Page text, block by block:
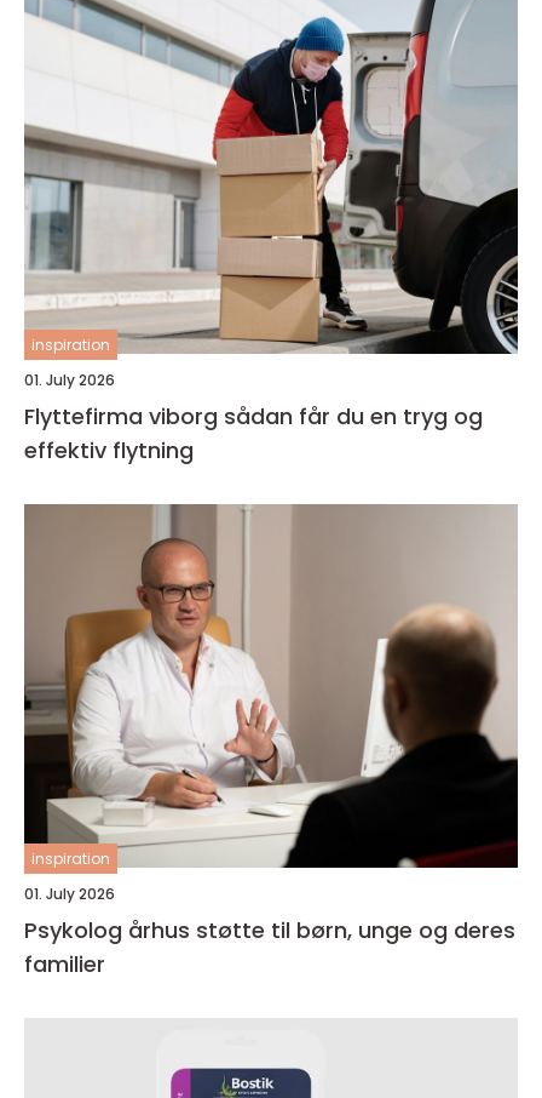
inspiration
01. July 2026
Flyttefirma viborg sådan får du en tryg og
effektiv flytning
inspiration
01. July 2026
Psykolog århus støtte til børn, unge og deres
familier